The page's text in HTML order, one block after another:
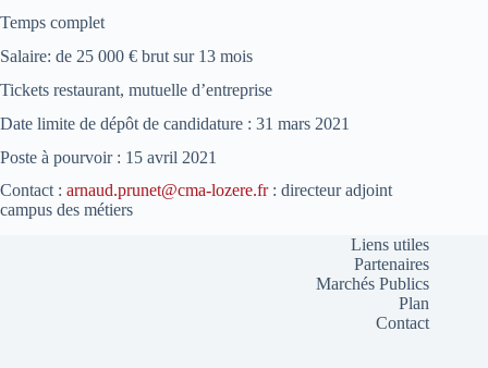
Temps complet
Salaire: de 25 000 € brut sur 13 mois
Tickets restaurant, mutuelle d’entreprise
Date limite de dépôt de candidature : 31 mars 2021
Poste à pourvoir : 15 avril 2021
Contact : arnaud.prunet@cma-lozere.fr: directeur adjoint
campus des métiers
Liens utiles
Partenaires
Marchés Publics
Plan
Contact